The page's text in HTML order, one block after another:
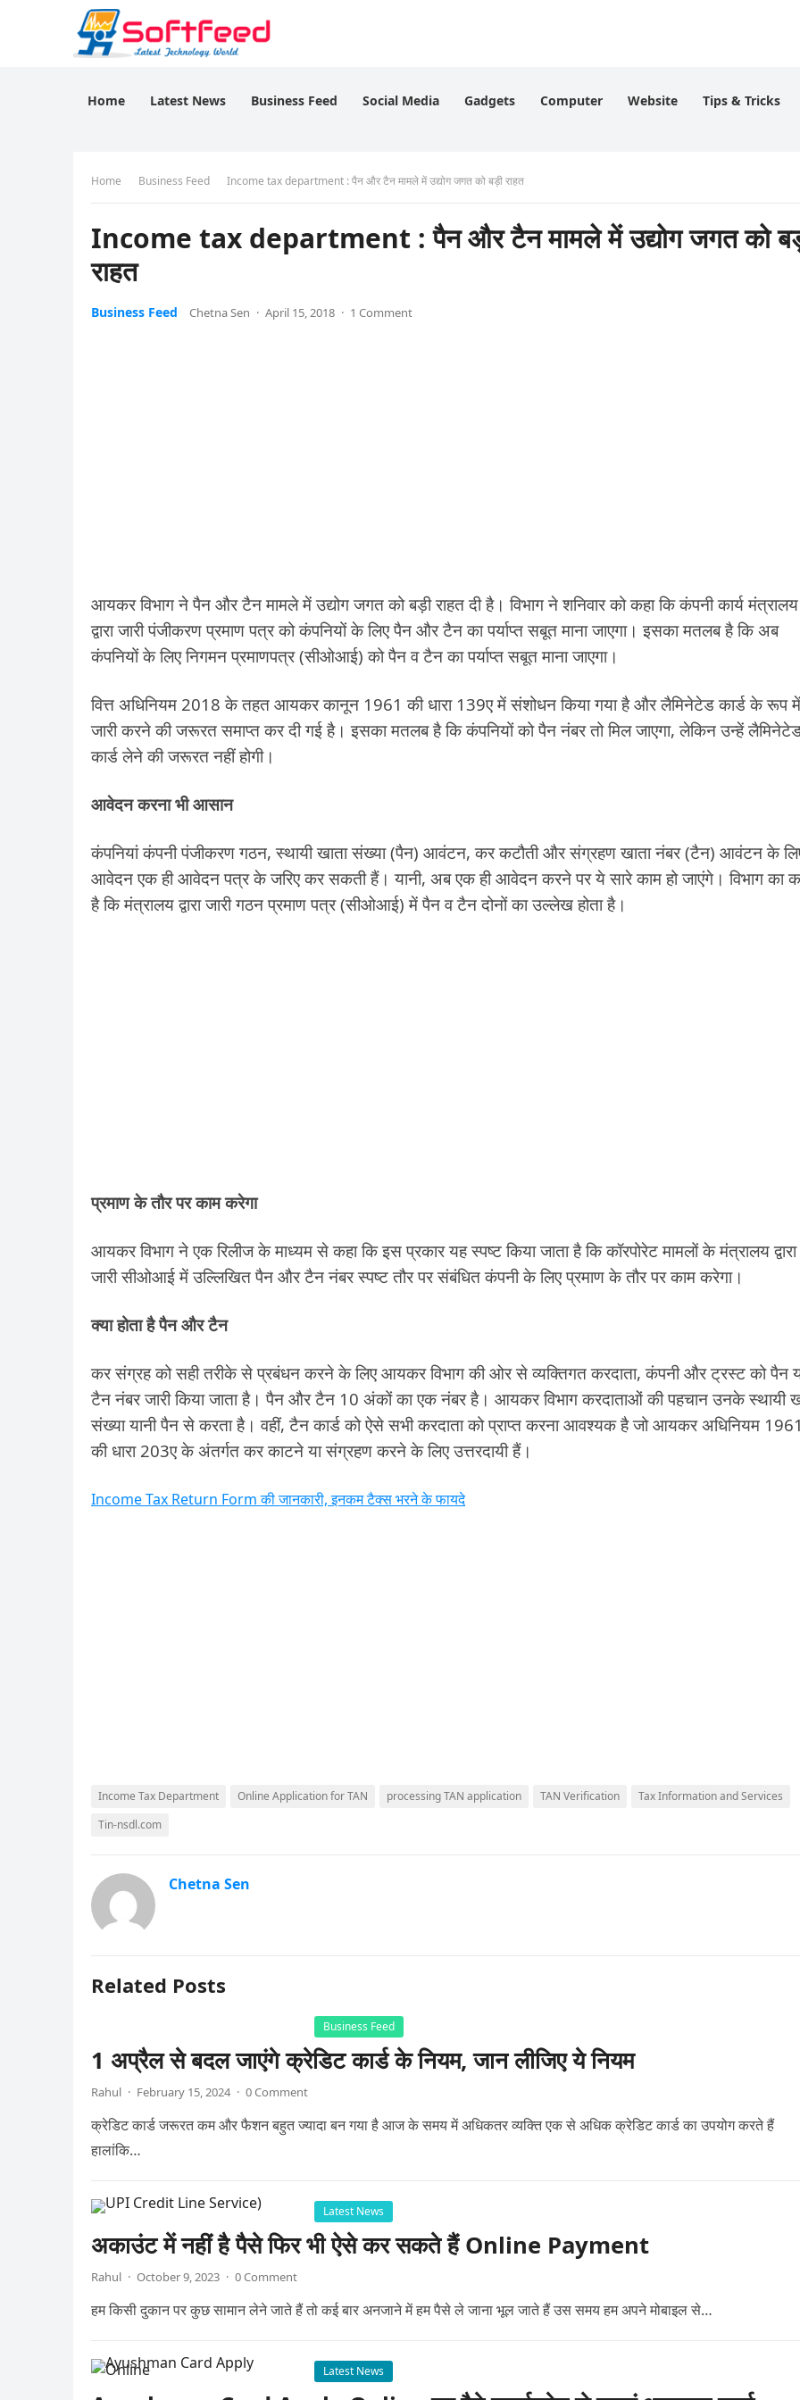
Home Latest News Business Feed Social Media Gadgets Computer Website Tips & Tricks
Home Business Feed Income tax department : पैन और टैन मामले में उद्योग जगत को बड़ी राहत
Income tax department : पैन और टैन मामले में उद्योग जगत को
राहत
Business Feed Chetna Sen · April 15, 2018 · 1 Comment
आयकर विभाग ने पैन और टैन मामले में उद्योग जगत को बड़ी राहत दी है। विभाग ने शनिवार को कहा कि कंपनी कार्य मंत्रालय
द्वारा जारी पंजीकरण प्रमाण पत्र को कंपनियों के लिए पैन और टैन का पर्याप्त सबूत माना जाएगा। इसका मतलब है कि अब
कंपनियों के लिए निगमन प्रमाणपत्र (सीओआई) को पैन व टैन का पर्याप्त सबूत माना जाएगा।
वित्त अधिनियम 2018 के तहत आयकर कानून 1961 की धारा 139ए में संशोधन किया गया है और लैमिनेटेड कार्ड के रूप
जारी करने की जरूरत समाप्त कर दी गई है। इसका मतलब है कि कंपनियों को पैन नंबर तो मिल जाएगा, लेकिन उन्हें
कार्ड लेने की जरूरत नहीं होगी।
आवेदन करना भी आसान
कंपनियां कंपनी पंजीकरण गठन, स्थायी खाता संख्या (पैन) आवंटन, कर कटौती और संग्रहण खाता नंबर (टैन) आवंटन के
आवेदन एक ही आवेदन पत्र के जरिए कर सकती हैं। यानी, अब एक ही आवेदन करने पर ये सारे काम हो जाएंगे। विभाग का
है कि मंत्रालय द्वारा जारी गठन प्रमाण पत्र (सीओआई) में पैन व टैन दोनों का उल्लेख होता है।
प्रमाण के तौर पर काम करेगा
आयकर विभाग ने एक रिलीज के माध्यम से कहा कि इस प्रकार यह स्पष्ट किया जाता है कि कॉरपोरेट मामलों के मंत्रालय द्वारा
जारी सीओआई में उल्लिखित पैन और टैन नंबर स्पष्ट तौर पर संबंधित कंपनी के लिए प्रमाण के तौर पर काम करेगा।
क्या होता है पैन और टैन
कर संग्रह को सही तरीके से प्रबंधन करने के लिए आयकर विभाग की ओर से व्यक्तिगत करदाता, कंपनी और ट्रस्ट को पैन
टैन नंबर जारी किया जाता है। पैन और टैन 10 अंकों का एक नंबर है। आयकर विभाग करदाताओं की पहचान उनके स्थायी
संख्या यानी पैन से करता है। वहीं, टैन कार्ड को ऐसे सभी करदाता को प्राप्त करना आवश्यक है जो आयकर अधिनियम 1961
की धारा 203ए के अंतर्गत कर काटने या संग्रहण करने के लिए उत्तरदायी हैं।
Income Tax Return Form की जानकारी, इनकम टैक्स भरने के फायदे
Income Tax Department Online Application for TAN processing TAN application TAN Verification
Tax Information and Services
Tin-nsdl.com
Chetna Sen
Related Posts
Business Feed
1 अप्रैल से बदल जाएंगे क्रेडिट कार्ड के नियम, जान लीजिए ये नियम
Rahul · February 15, 2024 · 0 Comment
क्रेडिट कार्ड जरूरत कम और फैशन बहुत ज्यादा बन गया है आज के समय में अधिकतर व्यक्ति एक से अधिक क्रेडिट कार्ड का उपयोग करते हैं
हालांकि…
Latest News
अकाउंट में नहीं है पैसे फिर भी ऐसे कर सकते हैं Online Payment
Rahul · October 9, 2023 · 0 Comment
हम किसी दुकान पर कुछ सामान लेने जाते हैं तो कई बार अनजाने में हम पैसे ले जाना भूल जाते हैं उस समय हम अपने मोबाइल से…
Latest News